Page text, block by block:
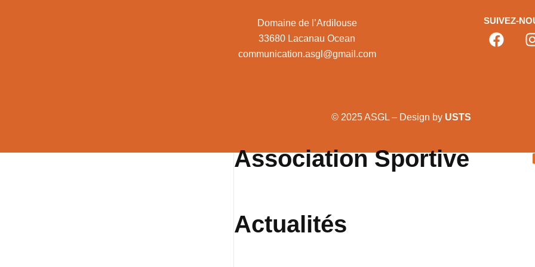
Domaine de l’Ardilouse
33680 Lacanau Ocean
communication.asgl@gmail.com
SUIVEZ-
© 2025 ASGL – Design by USTS
Association Sportive
Actualités